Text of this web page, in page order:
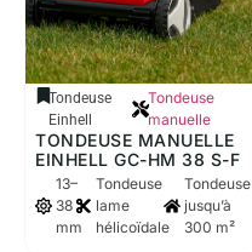
Tondeuse
Einhell
Tondeuse
manuelle
TONDEUSE MANUELLE
EINHELL GC-HM 38 S-F
13–
38
mm
Tondeuse
lame
hélicoïdale
Tondeuse
jusqu’à
300 m²